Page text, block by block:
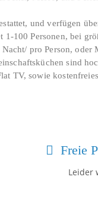
und verfügen
100 Personen, bei
pro Person, oder
sind
TV, sowie
Freie
Leider